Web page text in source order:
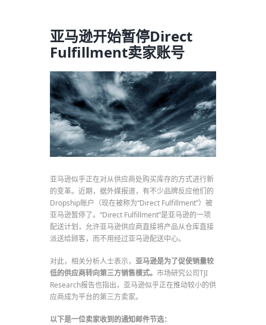
亚马逊开始暂停Direct
Fulfillment卖家账号
亚马逊似乎正在对从供应商处购买库存的方式进行新
的变革。近期，据外媒报道，有不少品牌反应他们的
Dropship账户（现在被称为“Direct Fulfillment”）被
亚马逊暂停了。“Direct Fulfillment”是亚马逊的一项
配送计划，允许亚马逊供应商直接将产品从仓库直接
派送给顾客，而不用经过亚马逊配送中心。
对此，相关分析人士表示， 亚马逊是为了促使销量较
低的供应商转向第三方销售模式。 市场研究公司TJI
Research报告也指出，亚马逊似乎正在推动较小的供
应商成为平台的第三方卖家。
以下是一位卖家收到的通知邮件节选：